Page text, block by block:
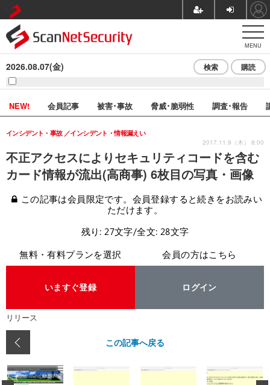
MENU
2026.08.07(金) 検索 購読
NEW! 会員記事 被害･事故 脅威･脆弱性 調査･報告
不正アクセスによりセキュリティコードを含む
カード情報が流出(高商事) 6枚目の写真・画像
インシデント・事故 インシデント・情報漏えい
2017.11.9（木） 8:00
この記事は会員限定です。会員登録すると続きをお読みい
ただけます。
残り: 27文字/全文: 28文字
無料・有料プランを選択
いますぐ登録
会員の方はこちら
ログイン
リリース
この記事へ戻る